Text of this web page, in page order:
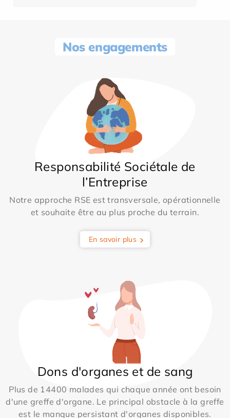
Nos engagements
Responsabilité Sociétale de
l’Entreprise
Notre approche RSE est transversale, opérationnelle
et souhaite être au plus proche du terrain.
En savoir plus
Dons d'organes et de sang
Plus de 14400 malades qui chaque année ont besoin
d'une greffe d'organe. Le principal obstacle à la greffe
est le manque persistant d'organes disponibles.